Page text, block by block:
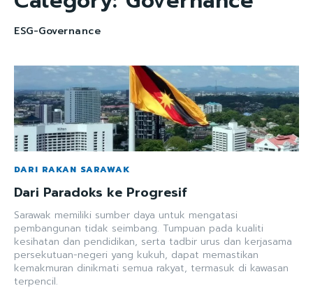
ESG-Governance
DARI RAKAN SARAWAK
Dari Paradoks ke Progresif
Sarawak memiliki sumber daya untuk mengatasi
pembangunan tidak seimbang. Tumpuan pada kualiti
kesihatan dan pendidikan, serta tadbir urus dan kerjasama
persekutuan-negeri yang kukuh, dapat memastikan
kemakmuran dinikmati semua rakyat, termasuk di kawasan
terpencil.